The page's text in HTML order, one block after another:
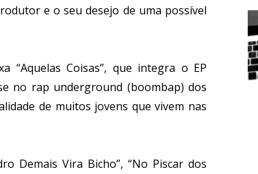
e o seu desejo de uma possível
Coisas”, que integra o EP
no rap underground (boombap) dos
de muitos jovens que vivem nas
Demais Vira Bicho”, “No Piscar dos